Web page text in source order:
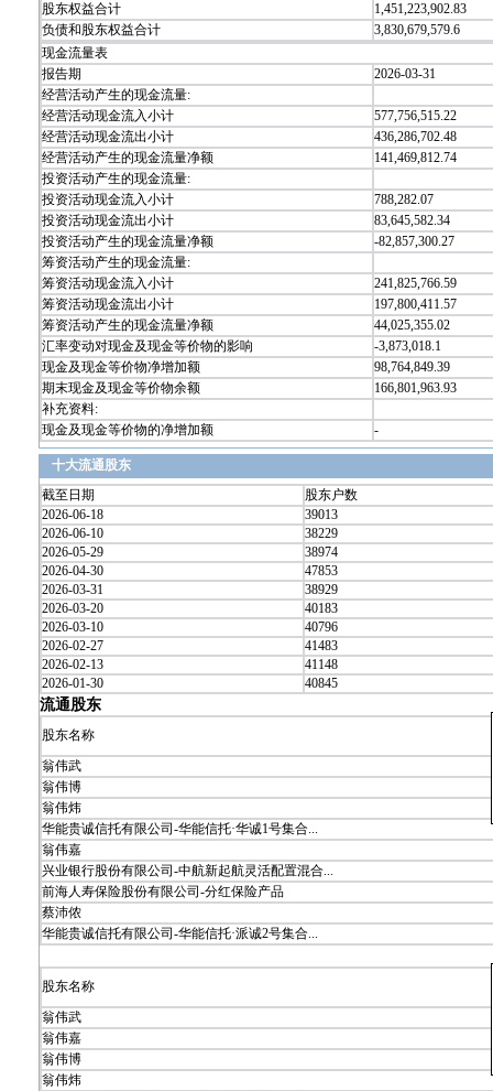
股东权益合计
1,451,223,902.83
负债和股东权益合计
3,830,679,579.6
现金流量表
报告期
2026-03-31
经营活动产生的现金流量:
经营活动现金流入小计
577,756,515.22
经营活动现金流出小计
436,286,702.48
经营活动产生的现金流量净额
141,469,812.74
投资活动产生的现金流量:
投资活动现金流入小计
788,282.07
投资活动现金流出小计
83,645,582.34
投资活动产生的现金流量净额
-82,857,300.27
筹资活动产生的现金流量:
筹资活动现金流入小计
241,825,766.59
筹资活动现金流出小计
197,800,411.57
筹资活动产生的现金流量净额
44,025,355.02
汇率变动对现金及现金等价物的影响
-3,873,018.1
现金及现金等价物净增加额
98,764,849.39
期末现金及现金等价物余额
166,801,963.93
补充资料:
现金及现金等价物的净增加额
-
十大流通股东
截至日期
股东户数
2026-06-18
39013
2026-06-10
38229
2026-05-29
38974
2026-04-30
47853
2026-03-31
38929
2026-03-20
40183
2026-03-10
40796
2026-02-27
41483
2026-02-13
41148
2026-01-30
40845
流通股东
股东名称
翁伟武
翁伟博
翁伟炜
华能贵诚信托有限公司-华能信托·华诚1号集合...
翁伟嘉
兴业银行股份有限公司-中航新起航灵活配置混合...
前海人寿保险股份有限公司-分红保险产品
蔡沛侬
华能贵诚信托有限公司-华能信托·派诚2号集合...
股东名称
翁伟武
翁伟嘉
翁伟博
翁伟炜